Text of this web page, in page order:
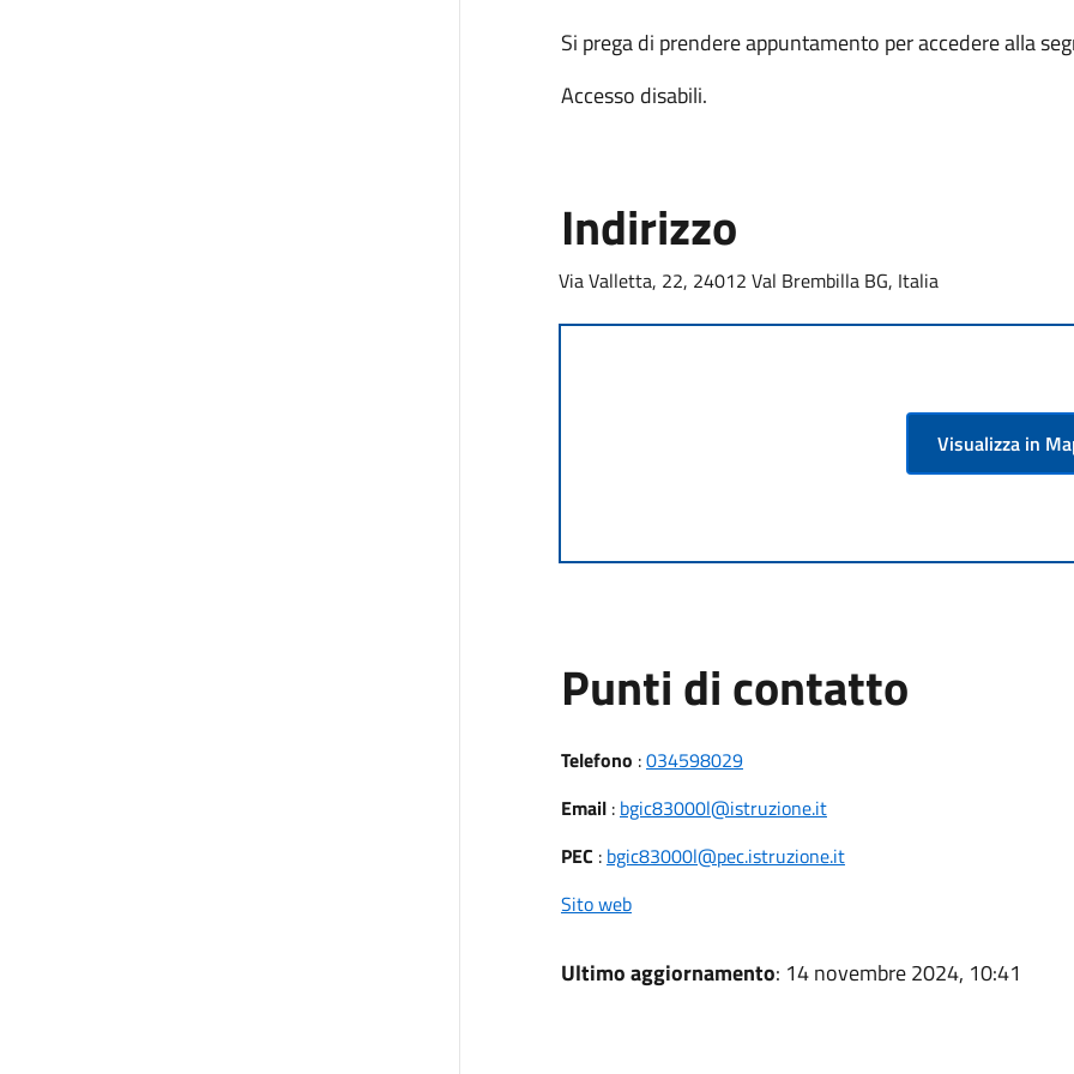
Si prega di prendere appuntamento per accedere alla
Accesso disabili.
Indirizzo
Via Valletta, 22, 24012 Val Brembilla BG, Italia
Visualizza in
Punti di contatto
Telefono :034598029
Email: bgic83000l@istruzione.it
PEC : bgic83000l@pec.istruzione.it
Sito web
Ultimo aggiornamento: 14 novembre 2024, 10:41